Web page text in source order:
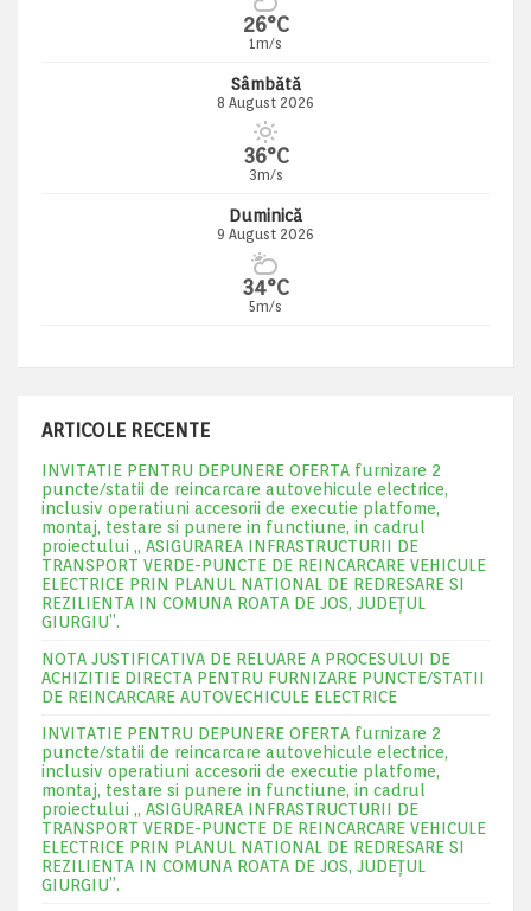
26°C
1m/s
Sâmbătă
8 August 2026
36°C
3m/s
Duminică
9 August 2026
34°C
5m/s
ARTICOLE RECENTE
INVITATIE PENTRU DEPUNERE OFERTA furnizare 2
puncte/statii de reincarcare autovehicule electrice,
inclusiv operatiuni accesorii de executie platfome,
montaj, testare si punere in functiune, in cadrul
proiectului „ ASIGURAREA INFRASTRUCTURII DE
TRANSPORT VERDE-PUNCTE DE REINCARCARE VEHICULE
ELECTRICE PRIN PLANUL NATIONAL DE REDRESARE SI
REZILIENTA IN COMUNA ROATA DE JOS, JUDEŢUL
GIURGIU”.
NOTA JUSTIFICATIVA DE RELUARE A PROCESULUI DE
ACHIZITIE DIRECTA PENTRU FURNIZARE PUNCTE/STATII
DE REINCARCARE AUTOVECHICULE ELECTRICE
INVITATIE PENTRU DEPUNERE OFERTA furnizare 2
puncte/statii de reincarcare autovehicule electrice,
inclusiv operatiuni accesorii de executie platfome,
montaj, testare si punere in functiune, in cadrul
proiectului „ ASIGURAREA INFRASTRUCTURII DE
TRANSPORT VERDE-PUNCTE DE REINCARCARE VEHICULE
ELECTRICE PRIN PLANUL NATIONAL DE REDRESARE SI
REZILIENTA IN COMUNA ROATA DE JOS, JUDEŢUL
GIURGIU”.